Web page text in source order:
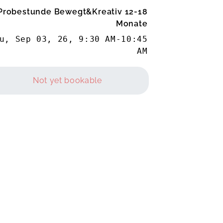
Bewegt&Kreativ 12-18
Monate
Sep 03, 26 , 9:30 AM - 10:45
AM
Not yet bookable